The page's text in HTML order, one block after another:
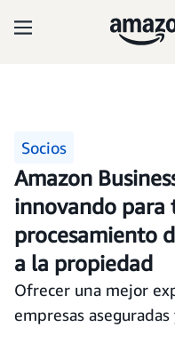
Socios
Amazon
innovando para
procesamiento
a la propiedad
Ofrecer una mejor
empresas